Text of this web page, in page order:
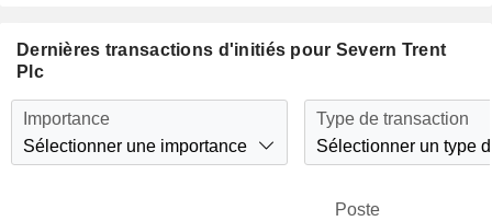
Dernières transactions d'initiés pour Severn Trent
Plc
Importance
Sélectionner une importance
Type de transaction
Sélectionner un type
Poste